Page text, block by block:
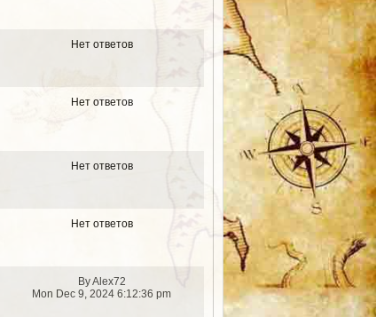
Нет ответов
Нет ответов
Нет ответов
Нет ответов
By Alex72
Mon Dec 9, 2024 6:12:36 pm